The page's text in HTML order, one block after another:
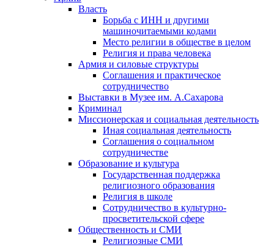
Власть
Борьба с ИНН и другими
машиночитаемыми кодами
Место религии в обществе в целом
Религия и права человека
Армия и силовые структуры
Соглашения и практическое
сотрудничество
Выставки в Музее им. А.Сахарова
Криминал
Миссионерская и социальная деятельность
Иная социальная деятельность
Соглашения о социальном
сотрудничестве
Образование и культура
Государственная поддержка
религиозного образования
Религия в школе
Сотрудничество в культурно-
просветительской сфере
Общественность и СМИ
Религиозные СМИ